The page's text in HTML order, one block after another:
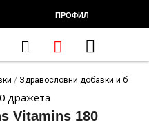
ПРОФИЛ
Cart
/ Здравословни добавки и билки
Vitamins 180